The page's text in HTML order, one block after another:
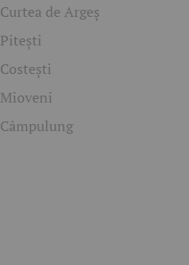
Curtea de Argeș
Pitești
Costești
Mioveni
Câmpulung